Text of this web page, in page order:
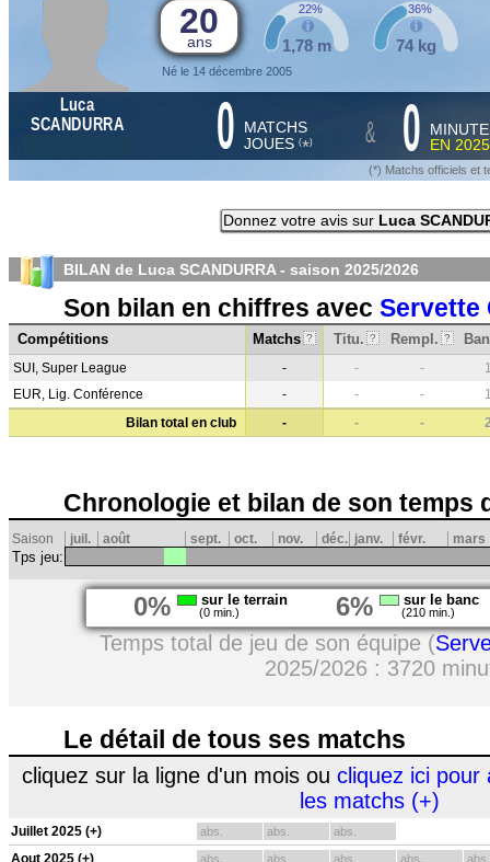
20
ans
Né le 14 décembre 2005
1,78 m
22%
74 kg
36%
Luca
SCANDURRA
0 MATCHS
JOUES (*) & 0
EN
(*) Matchs officiels et
Donnez votre avis sur Luca
BILAN de Luca SCANDURRA - saison 2025/2026
Son bilan en chiffres avec Servette
Compétitions Matchs ? Titu. ? Rempl. ?
SUI, Super League - - -
EUR, Lig. Conférence
- - -
Bilan total en club
- - -
Chronologie et bilan de son temps
Saison juil. août sept. oct. nov. déc. janv. févr. mars
Tps jeu:
0% sur le terrain
(0 min.) 6% sur le banc
(210 min.)
Temps total de jeu de son équipe (
2025/2026 : 3720
Le détail de tous ses matchs
cliquez sur la ligne d'un mois ou cliquez ici pour
les matchs (+)
Juillet 2025 (+) abs. abs. abs.
Aout 2025 (+) abs. abs. abs. abs. abs.